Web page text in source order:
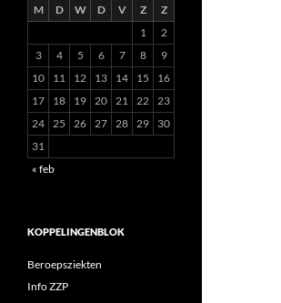
M D W D V Z
Z
1
2
3
4 5 6 7 8
9
10
11 12 13 14 15
16
17
18 19 20 21 22
23
24
25 26 27 28 29
30
31
« feb
KOPPELINGENBLOK
Beroepsziekten
Info ZZP